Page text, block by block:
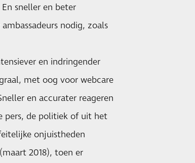
sneller en beter
nodig, zoals
en indringender
met oog voor webcare
en accurater reageren
pers, de politiek of uit het
onjuistheden
2018), toen er